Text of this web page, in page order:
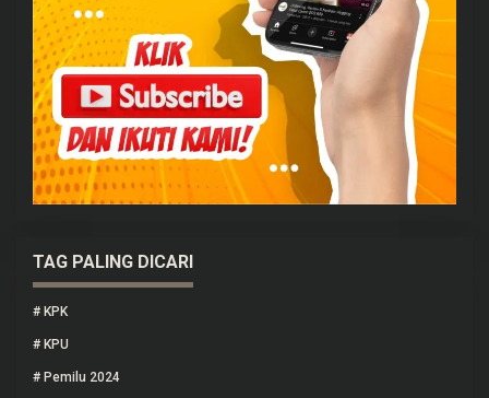
TAG PALING DICARI
# KPK
# KPU
# Pemilu 2024